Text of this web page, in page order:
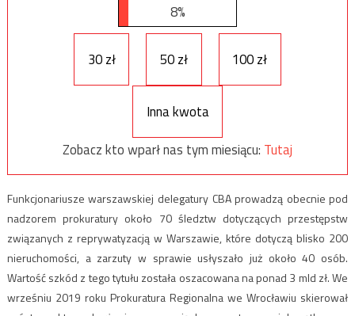
8%
30 zł 50 zł 100 zł
Inna kwota
Zobacz kto wparł nas tym miesiącu: Tutaj
Funkcjonariusze warszawskiej delegatury CBA prowadzą obecnie pod
nadzorem prokuratury około 70 śledztw dotyczących przestępstw
związanych z reprywatyzacją w Warszawie, które dotyczą blisko 200
nieruchomości, a zarzuty w sprawie usłyszało już około 40 osób.
Wartość szkód z tego tytułu została oszacowana na ponad 3 mld zł. We
wrześniu 2019 roku Prokuratura Regionalna we Wrocławiu skierował